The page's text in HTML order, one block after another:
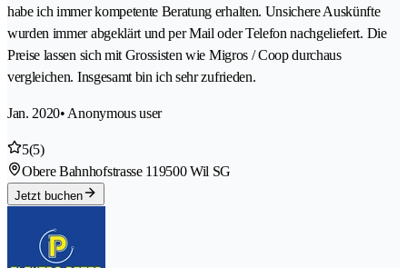
habe ich immer kompetente Beratung erhalten. Unsichere Auskünfte
wurden immer abgeklärt und per Mail oder Telefon nachgeliefert. Die
Preise lassen sich mit Grossisten wie Migros / Coop durchaus
vergleichen. Insgesamt bin ich sehr zufrieden.
Jan. 2020• Anonymous user
5(5)
Obere Bahnhofstrasse 119500 Wil SG
Jetzt buchen